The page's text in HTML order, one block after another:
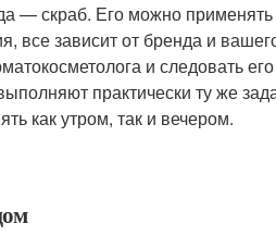
— скраб. Его можно
все зависит от бренда и
и следовать
практически ту же
как утром, так и вечером.